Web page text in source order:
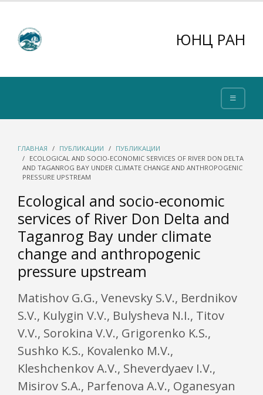
ЮНЦ РАН
ГЛАВНАЯ ПУБЛИКАЦИИ
ПУБЛИКАЦИИ
ECOLOGICAL AND SOCIO-ECONOMIC SERVICES OF RIVER DON DELTA
AND TAGANROG BAY UNDER CLIMATE CHANGE AND ANTHROPOGENIC
PRESSURE UPSTREAM
Ecological and socio-economic
services of River Don Delta and
Taganrog Bay under climate
change and anthropogenic
pressure upstream
Matishov G.G., Venevsky S.V., Berdnikov
S.V., Kulygin V.V., Bulysheva N.I., Titov
V.V., Sorokina V.V., Grigorenko K.S.,
Sushko K.S., Kovalenko M.V.,
Kleshchenkov A.V., Sheverdyaev I.V.,
Misirov S.A., Parfenova A.V., Oganesyan